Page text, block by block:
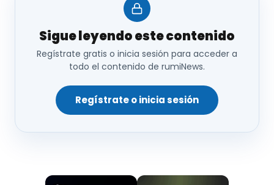
Entrevista a JavierLópez, director de
PROVACUNO.
Entrevista a Luis Alberto Calvo Sáez, presidente
Sanidad Animal de la Universidad de Murcia.
Sigue leyendo este contenido
Regístrate gratis o inicia sesión para acceder a
todo el contenido de rumiNews.
Regístrate o inicia sesión